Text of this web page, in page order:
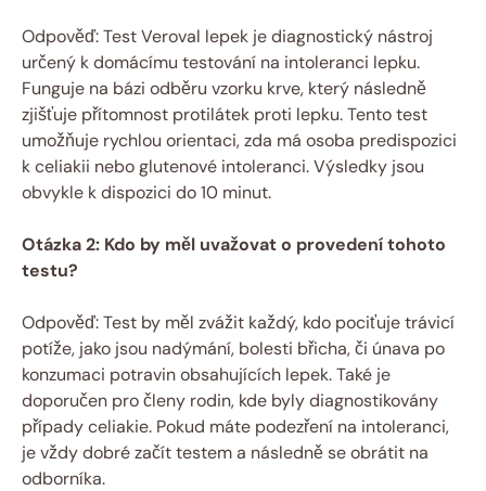
Odpověď: ⁤Test Veroval lepek⁢ je diagnostický nástroj
určený k domácímu​ testování na intoleranci lepku.
Funguje na bázi odběru vzorku krve, který následně
zjišťuje přítomnost protilátek proti lepku. Tento test
umožňuje rychlou orientaci, zda má osoba predispozici
k celiakii nebo glutenové intoleranci. Výsledky jsou
obvykle⁣ k dispozici do 10 minut.
Otázka⁤ 2: Kdo by měl uvažovat o provedení tohoto
testu?
Odpověď: Test by měl zvážit každý, kdo pociťuje trávicí
potíže, jako jsou nadýmání, bolesti břicha, či únava po
konzumaci potravin ⁣obsahujících lepek. Také je
doporučen pro členy rodin,‍ kde byly‍ diagnostikovány
případy celiakie. Pokud máte podezření ‍na intoleranci,
je‌ vždy dobré začít testem a následně​ se obrátit ⁤na
odborníka.